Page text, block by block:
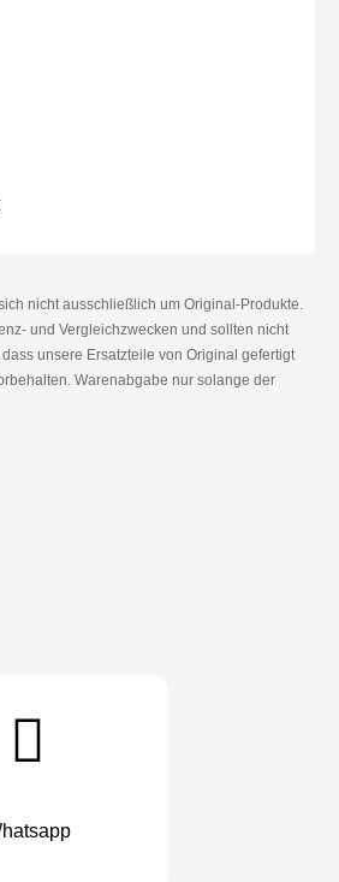
nicht ausschließlich um Original-Produkte.
und Vergleichzwecken und sollten nicht
unsere Ersatzteile von Original gefertigt
Warenabgabe nur solange der